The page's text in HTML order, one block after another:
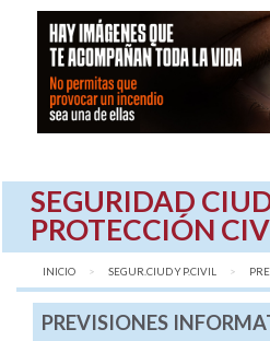
SEGURIDAD
PROTECCIÓN
INICIO SEGUR.CIUD Y P.CIVIL
PREVISIONES